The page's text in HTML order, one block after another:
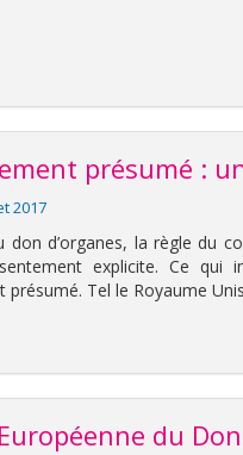
présumé :
2017
don d’organes, la règle du
explicite. Ce qui
présumé. Tel le Royaume
du